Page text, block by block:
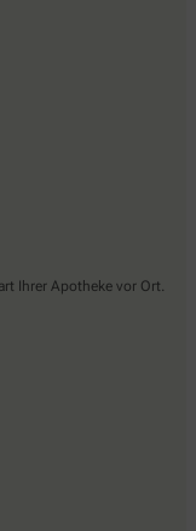
Ihrer Apotheke vor Ort.